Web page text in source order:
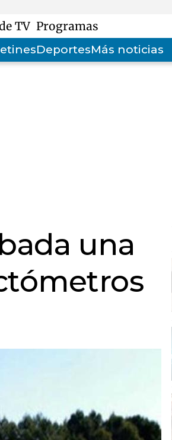
TV Programas
DeportesMás noticias
una